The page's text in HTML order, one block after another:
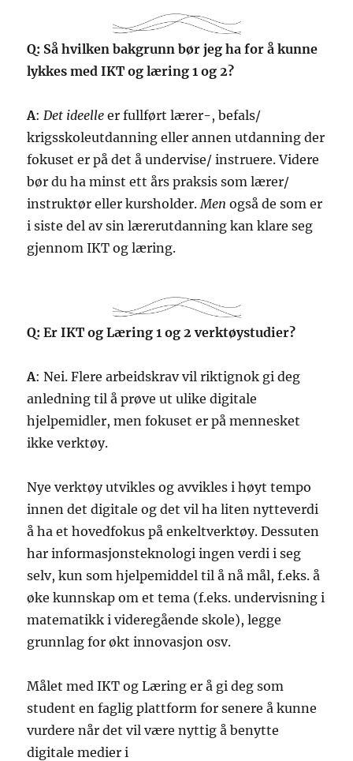
Q: Så hvilken bakgrunn bør jeg ha for å kunne
lykkes med IKT og læring 1 og 2?
A: Det ideelle er fullført lærer-, befals/
krigsskoleutdanning eller annen utdanning der
fokuset er på det å undervise/ instruere. Videre
bør du ha minst ett års praksis som lærer/
instruktør eller kursholder. Men også de som er
i siste del av sin lærerutdanning kan klare seg
gjennom IKT og læring.
Q: Er IKT og Læring 1 og 2 verktøystudier?
A: Nei. Flere arbeidskrav vil riktignok gi deg
anledning til å prøve ut ulike digitale
hjelpemidler, men fokuset er på mennesket
ikke verktøy.
Nye verktøy utvikles og avvikles i høyt tempo
innen det digitale og det vil ha liten nytteverdi
å ha et hovedfokus på enkeltverktøy. Dessuten
har informasjonsteknologi ingen verdi i seg
selv, kun som hjelpemiddel til å nå mål, f.eks. å
øke kunnskap om et tema (f.eks. undervisning i
matematikk i videregående skole), legge
grunnlag for økt innovasjon osv.
Målet med IKT og Læring er å gi deg som
student en faglig plattform for senere å kunne
vurdere når det vil være nyttig å benytte
digitale medier i